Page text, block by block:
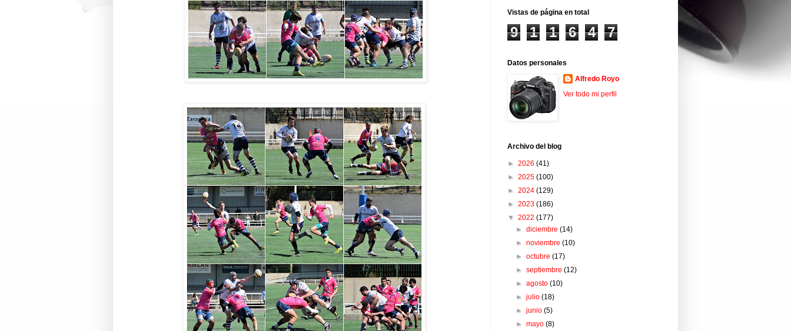
Vistas de página en total
9 1 1 6 4 7
Datos personales
Alfredo Royo
Ver todo mi perfil
Archivo del blog
► 2026 (41)
► 2025 (100)
► 2024 (129)
► 2023 (186)
▼ 2022 (177)
►diciembre(14)
►noviembre(10)
►octubre(17)
►septiembre(12)
►agosto(10)
►julio(18)
►junio(5)
►mayo(8)